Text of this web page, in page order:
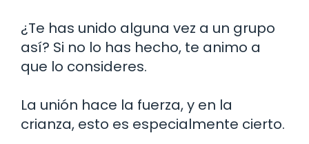
¿Te has unido alguna vez a un grupo
así? Si no lo has hecho, te animo a
que lo consideres.
La unión hace la fuerza, y en la
crianza, esto es especialmente cierto.